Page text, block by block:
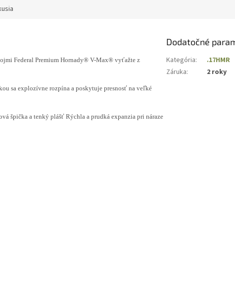
Federal Premium Hornady® V-Max® vyťažte z
sa explozívne rozpína ​​a poskytuje presnosť na veľké
špička a tenký plášť Rýchla a prudká expanzia pri náraze
Dodatočné
Kategória:
.17HMR
Záruka: 2 roky